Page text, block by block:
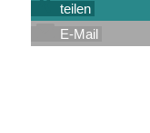
teilen
E-Mail